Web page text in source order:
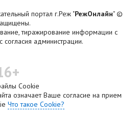
портал г.Реж "РежОнлайн" ©
тиражирование информации с
администрации.
Cookie
означает Ваше согласие на прием
Что такое Cookie?